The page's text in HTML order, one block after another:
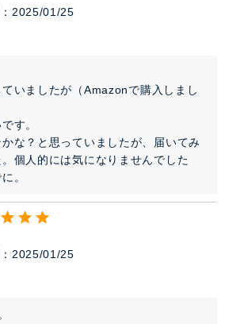
2025/01/25
いましたが（Amazonで購入しまし
す。
な？と思っていましたが、届いてみ
個人的には気になりませんでした
。
2025/01/25